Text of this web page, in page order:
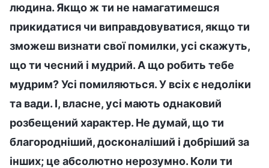
людина. Якщо ж ти не намагатимешся
прикидатися чи виправдовуватися, якщо ти
зможеш визнати свої помилки, усі скажуть,
що ти чесний і мудрий. А що робить тебе
мудрим? Усі помиляються. У всіх є недоліки
та вади. І, власне, усі мають однаковий
розбещений характер. Не думай, що ти
благородніший, досконаліший і добріший за
інших; це абсолютно нерозумно. Коли ти